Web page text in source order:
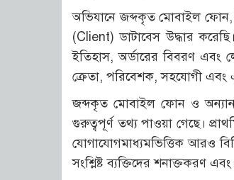
অভিযানে জব্দকৃত মোবাইল ফোন,
(Client) ডাটাবেস উদ্ধার
ইতিহাস, অর্ডারের বিবরণ এবং
ক্রেতা, পরিবেশক, সহযোগী এবং
জব্দকৃত মোবাইল ফোন ও অন্যান্য
গুরুত্বপূর্ণ তথ্য পাওয়া গেছে।
যোগাযোগমাধ্যমভিত্তিক আরও
সংশ্লিষ্ট ব্যক্তিদের শনাক্তকরণ